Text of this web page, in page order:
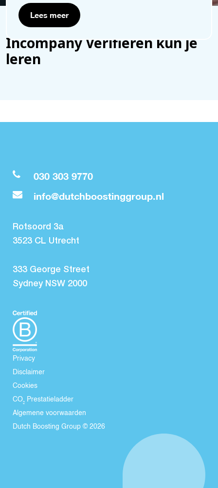
Lees meer
Incompany Verifiëren kun je
leren
030 303 9770
info@dutchboostinggroup.nl
Rotsoord 3a
3523 CL Utrecht
333 George Street
Sydney NSW 2000
Privacy
Disclaimer
Cookies
CO₂ Prestatieladder
Algemene voorwaarden
Dutch Boosting Group © 2026